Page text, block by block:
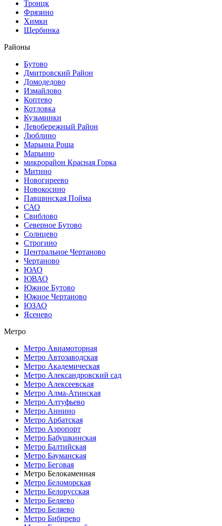
Троицк
Фрязино
Химки
Щербинка
Районы
Бутово
Дмитровский Район
Домодедово
Измайлово
Коптево
Котловка
Кузьминки
Левобережный Район
Люблино
Марьина Роща
Марьино
микрорайон Красная Горка
Митино
Новогиреево
Новокосино
Павшинская Пойма
САО
Свиблово
Северное Бутово
Солнцево
Строгино
Центральное Чертаново
Чертаново
ЮАО
ЮВАО
Южное Бутово
Южное Чертаново
ЮЗАО
Ясенево
Метро
Метро Авиамоторная
Метро Автозаводская
Метро Академическая
Метро Александровский сад
Метро Алексеевская
Метро Алма-Атинская
Метро Алтуфьево
Метро Аннино
Метро Арбатская
Метро Аэропорт
Метро Бабушкинская
Метро Балтийская
Метро Бауманская
Метро Беговая
Метро Белокаменная
Метро Беломорская
Метро Белорусская
Метро Беляево
Метро Беляево
Метро Бибирево